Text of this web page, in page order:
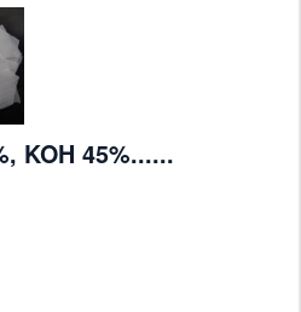
KOH 45%......